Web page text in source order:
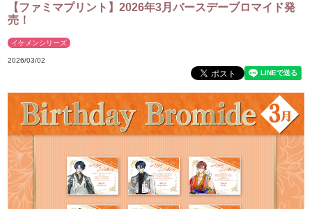
【ファミマプリント】2026年3月バースデーブロマイド発
売！
イケメンシリーズ
2026/03/02